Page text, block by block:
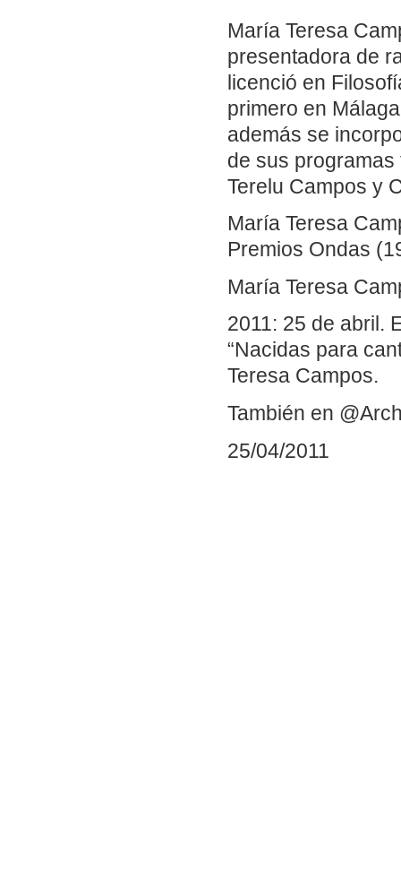
María Teresa
presentadora de
licenció en
primero en
además se
de sus
Terelu Campos y
María Teresa
Premios Ondas
María Teresa
2011: 25 de abril.
“Nacidas para
Teresa Campos.
También en
25/04/2011